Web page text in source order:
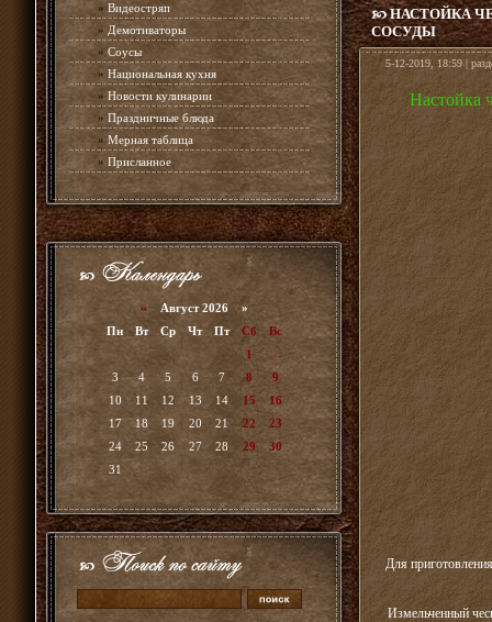
» Видеостряп
» Демотиваторы
» Соусы
» Национальная кухня
» Новости кулинарии
» Праздничные блюда
» Мерная таблица
» Присланное
« Август 2026 »
Пн
Вт Ср Чт Пт Сб
Вс
1
2
3
4 5 6 7 8
9
10
11 12 13 14 15
16
17
18 19 20 21 22
23
24
25 26 27 28 29
30
31
НАСТОЙКА
СОСУДЫ
5-12-2019, 18:59 |
Настойка
Для
Измельченный